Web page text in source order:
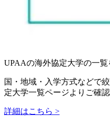
UPAAの海外協定大学の一覧
国・地域・入学方式などで
定大学一覧ページよりご確認
詳細はこちら >